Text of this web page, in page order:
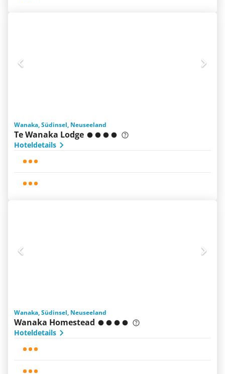
Wanaka, Südinsel, Neuseeland
Te Wanaka Lodge
Hoteldetails
Wanaka, Südinsel, Neuseeland
Wanaka Homestead
Hoteldetails